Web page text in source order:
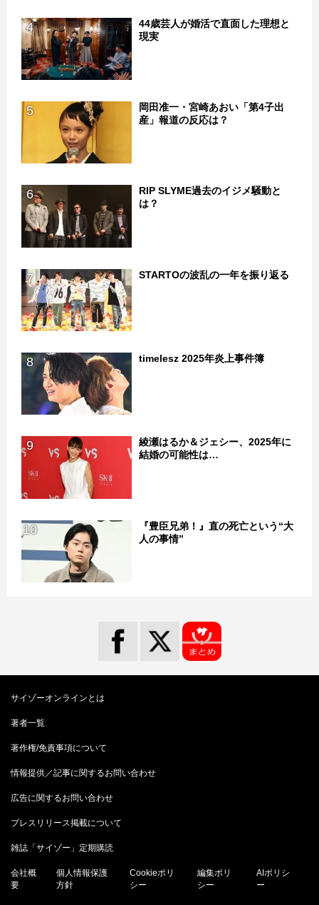
4
44歳芸人が婚活で直面した理想と
現実
5
岡田准一・宮崎あおい「第4子出
産」報道の反応は？
6
RIP SLYME過去のイジメ騒動と
は？
7 STARTOの波乱の一年を振り返る
8 timelesz 2025年炎上事件簿
9
綾瀬はるか＆ジェシー、2025年に
結婚の可能性は…
10
『豊臣兄弟！』直の死亡という“大
人の事情”
サイゾーオンラインとは
著者一覧
著作権/免責事項について
情報提供／記事に関するお問い合わせ
広告に関するお問い合わせ
プレスリリース掲載について
雑誌「サイゾー」定期購読
会社概
要
個人情報保護
方針
Cookieポリ
シー
編集ポリ
シー
AIポリシ
ー